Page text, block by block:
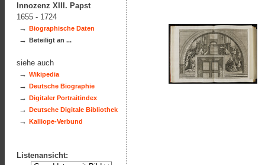
Innozenz XIII. Papst
1655 - 1724
→ Biographische Daten
→ Beteiligt an ...
siehe auch
→ Wikipedia
→ Deutsche Biographie
→ Digitaler Portraitindex
→ Deutsche Digitale Bibliothek
→ Kalliope-Verbund
Listenansicht: